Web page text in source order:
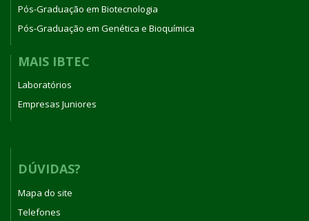
Pós-Graduação em Biotecnologia
Pós-Graduação em Genética e Bioquímica
MAIS IBTEC
Laboratórios
Empresas Juniores
DÚVIDAS?
Mapa do site
Telefones